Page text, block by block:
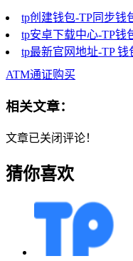
tp创建钱包-TP同步钱
tp安卓下载中心-TP钱
tp最新官网地址-TP
ATM通证购买
相关文章：
文章已关闭评论！
猜你喜欢